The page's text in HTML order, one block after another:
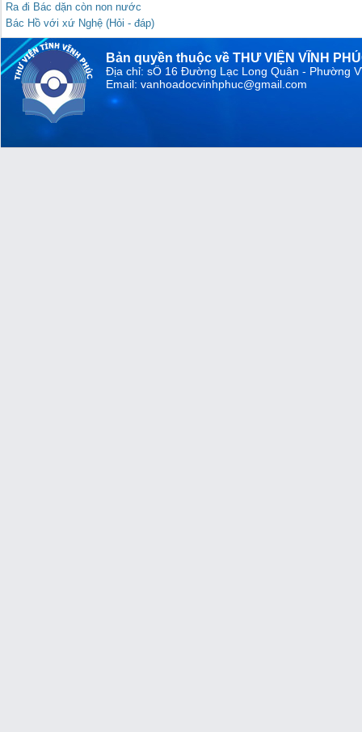
Ra đi Bác dặn còn non nước
Bác Hồ với xứ Nghệ (Hỏi - đáp)
Bản quyền thuộc về THƯ VIỆN VĨNH
Địa chỉ: sỐ 16 Đường Lạc Long Quân - Phường
Email: vanhoadocvinhphuc@gmail.com